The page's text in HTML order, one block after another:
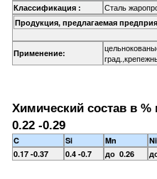
Классификация : Сталь
Продукция, предлагаемая
Применение:
Химический состав в
0.22 -0.29
C Si Mn Ni
0.17 -0.37
0.4 -0.7 до 0.26